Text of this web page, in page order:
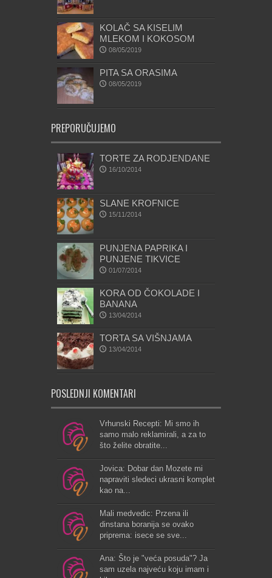
KOLAČ SA KISELIM
MLEKOM I KOKOSOM
08/05/2019
PITA SA ORASIMA
08/05/2019
PREPORUČUJEMO
TORTE ZA RODJENDANE
16/10/2014
SLANE KROFNICE
15/11/2014
PUNJENA PAPRIKA I
PUNJENE TIKVICE
01/07/2014
KORA OD ČOKOLADE I
BANANA
13/04/2014
TORTA SA VIŠNJAMA
13/04/2014
POSLEDNJI KOMENTARI
Vrhunski Recepti: Mi smo ih
samo malo reklamirali, a za to
što želite obratite...
Jovica: Dobar dan Mozete mi
napraviti sledeci ukrasni komplet
kao na...
Mali medvedic: Przena ili
dinstana boranija se ovako
priprema: isece se sve...
Ana: Što je "veća posuda"? Ja
sam uzela najveću koju imam i